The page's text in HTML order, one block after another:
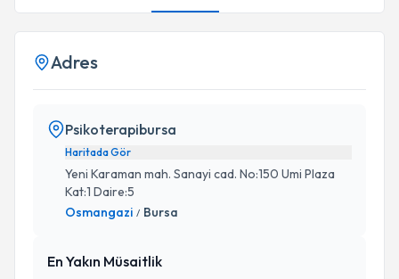
Adres
Psikoterapibursa
Haritada Gör
Yeni Karaman mah. Sanayi cad. No:150 Umi Plaza
Kat:1 Daire:5
Osmangazi / Bursa
En Yakın Müsaitlik